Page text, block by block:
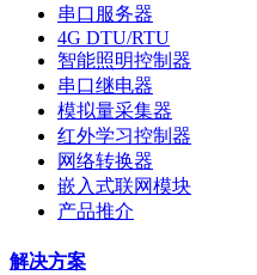
串口服务器
4G DTU/RTU
智能照明控制器
串口继电器
模拟量采集器
红外学习控制器
网络转换器
嵌入式联网模块
产品推介
解决方案